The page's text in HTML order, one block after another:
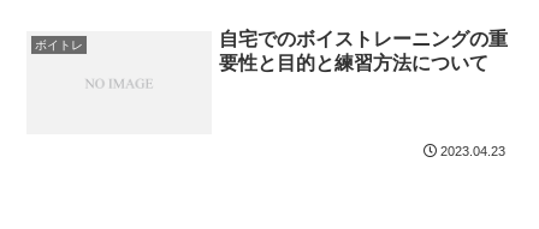
ボイトレ
自宅でのボイストレーニングの重
要性と目的と練習方法について
2023.04.23